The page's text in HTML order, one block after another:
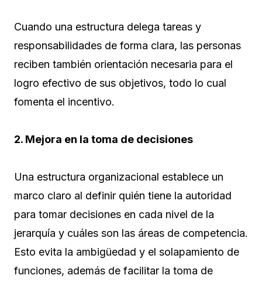
Cuando una estructura delega tareas y
responsabilidades de forma clara, las personas
reciben también orientación necesaria para el
logro efectivo de sus objetivos, todo lo cual
fomenta el incentivo.
2. Mejora en la toma de decisiones
Una estructura organizacional establece un
marco claro al definir quién tiene la autoridad
para tomar decisiones en cada nivel de la
jerarquía y cuáles son las áreas de competencia.
Esto evita la ambigüedad y el solapamiento de
funciones, además de facilitar la toma de